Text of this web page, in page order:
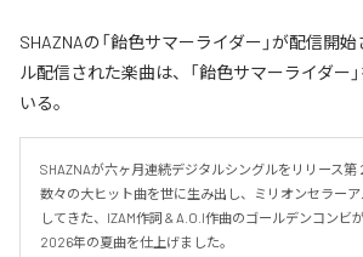
SHAZNAの「飴色サマーライダー」が配信開
ル配信された楽曲は、「飴色サマーライダー
いる。
SHAZNAが六ヶ月連続デジタルシングルをリリース第
数々の大ヒット曲を世に生み出し、ミリオンセラー
してきた、IZAM作詞 & A.O.I作曲のゴールデンコンビ
2026年の夏曲を仕上げました。